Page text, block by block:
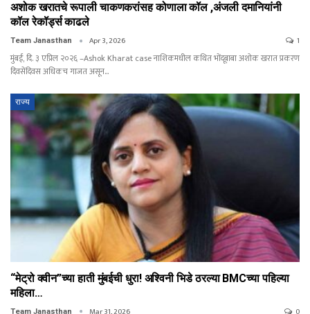
अशोक खरातचे रूपाली चाकणकरांसह कोणाला कॉल ,अंजली दमानियांनी
कॉल रेकॉर्ड्स काढले
Team Janasthan Apr 3, 2026 1
मुंबई, दि. ३ एप्रिल २०२६ –Ashok Kharat case नाशिकमधील कथित भोंदूबाबा अशोक खरात प्रकरण
दिवसेंदिवस अधिकच गाजत असून…
राज्य
“मेट्रो क्वीन”च्या हाती मुंबईची धुरा! अश्विनी भिडे ठरल्या BMCच्या पहिल्या
महिला…
Team Janasthan